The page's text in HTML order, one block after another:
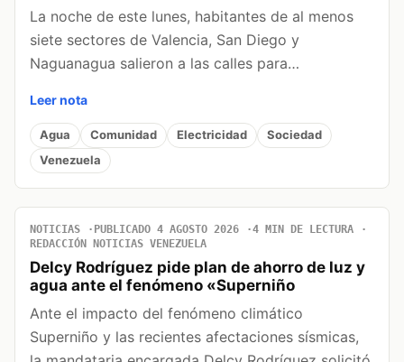
La noche de este lunes, habitantes de al menos
siete sectores de Valencia, San Diego y
Naguanagua salieron a las calles para…
Leer nota
Agua Comunidad Electricidad
Sociedad
Venezuela
NOTICIAS PUBLICADO 4 AGOSTO 2026
4 MIN DE LECTURA
REDACCIÓN NOTICIAS VENEZUELA
Delcy Rodríguez pide plan de ahorro de luz y
agua ante el fenómeno «Superniño
Ante el impacto del fenómeno climático
Superniño y las recientes afectaciones sísmicas,